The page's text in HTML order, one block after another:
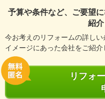
予算や条件など、ご要望
紹介
今お考えのリフォームの詳しい
イメージにあった会社をご紹介
リフォ